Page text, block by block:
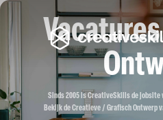
Sinds 2005 is CreativeSkills de jobsite
Bekijk de Creatieve / Grafisch Ontwerp